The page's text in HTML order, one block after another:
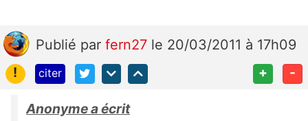
Publié par fern27 le 20/03/2011 à 17h09
!
citer + -
Anonyme a écrit